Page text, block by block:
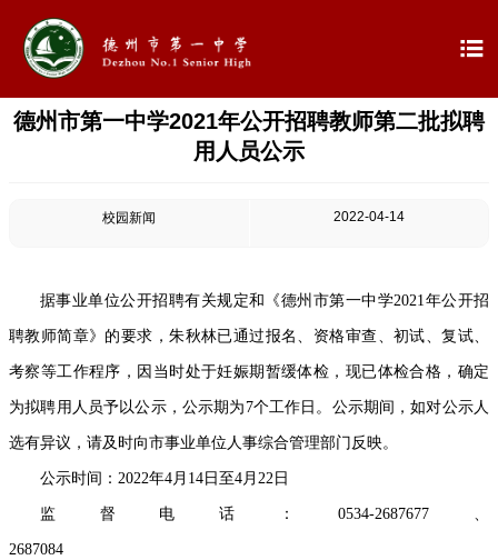

德州市第一中学2021年公开招聘教师第二批拟聘
用人员公示
校园新闻 2022-04-14
据事业单位公开招聘有关规定和《德州市第一中学2021年公开招
聘教师简章》的要求，朱秋林已通过报名、资格审查、初试、复试、
考察等工作程序，因当时处于妊娠期暂缓体检，现已体检合格，确定
为拟聘用人员予以公示，公示期为7个工作日。公示期间，如对公示人
选有异议，请及时向市事业单位人事综合管理部门反映。
公示时间：2022年4月14日至4月22日
监督电话：0534-2687677、
 首页
 教学教研
 最新公告
 校园新闻